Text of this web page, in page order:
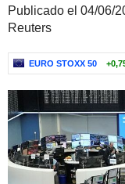
Publicado el 04/06/
Reuters
EURO STOXX 50